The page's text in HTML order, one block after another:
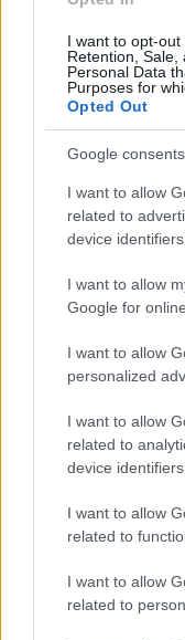
I want to opt-out
Retention, Sale,
Personal Data
Purposes for
Opted Out
Google consents
I want to allow
related to
device identifiers
I want to allow
Google for
I want to allow
personalized
I want to allow
related to
device identifiers
I want to allow
related to
I want to allow
related to
összevetésben a
már csökkent.
A BAROKK
KIVÁLÓ
GYŐRBEN
Majka koncert, jóga